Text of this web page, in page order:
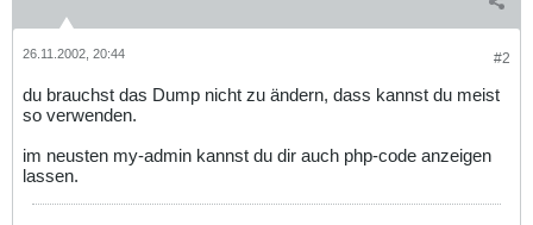
#2
26.11.2002, 20:44
du brauchst das Dump nicht zu ändern, dass kannst du meist
so verwenden.
im neusten my-admin kannst du dir auch php-code anzeigen
lassen.